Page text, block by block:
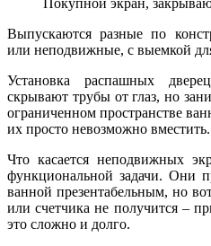
Покупной экран,
Выпускаются разные по
или неподвижные, с выемкой
Установка распашных
скрывают трубы от глаз, но
ограниченном пространстве
их просто невозможно вместить.
Что касается неподвижных
функциональной задачи. Они
ванной презентабельным, но
или счетчика не получится –
это сложно и долго.